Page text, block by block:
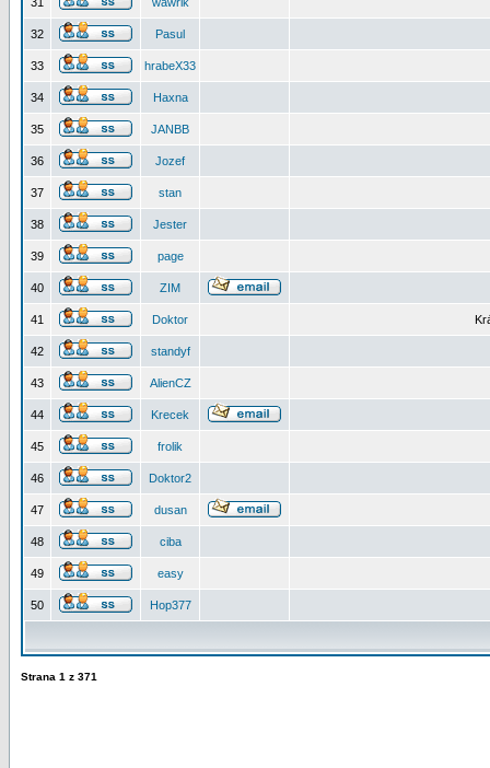
32 Pasul
33 hrabeX33
34 Haxna
35 JANBB
36 Jozef
37 stan
38 Jester
39 page
40 ZIM
41 Doktor
42 standyf
43 AlienCZ
44 Krecek
45 frolik
46 Doktor2
47 dusan
48 ciba
49 easy
50 Hop377
Strana 1 z 371